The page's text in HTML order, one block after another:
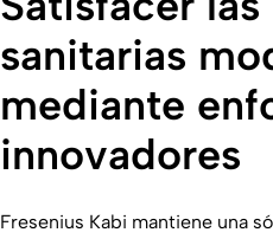
sanitarias
mediante
innovadores
Fresenius Kabi mantiene una